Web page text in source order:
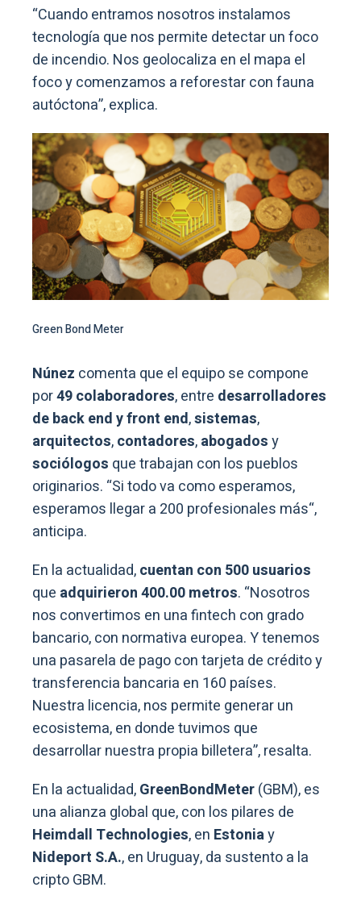
“Cuando entramos nosotros instalamos
tecnología que nos permite detectar un foco
de incendio. Nos geolocaliza en el mapa el
foco y comenzamos a reforestar con fauna
autóctona”, explica.
Green Bond Meter
Núnez comenta que el equipo se compone
por49 colaboradores, entre desarrolladores
de back end y front end,sistemas,
arquitectos,contadores,abogadosy
sociólogos que trabajan con los pueblos
originarios. “Si todo va como esperamos,
esperamos llegar a 200 profesionales más“,
anticipa.
En la actualidad,cuentan con 500 usuarios
que adquirieron 400.00 metros. “Nosotros
nos convertimos en una fintech con grado
bancario, con normativa europea. Y tenemos
una pasarela de pago con tarjeta de crédito y
transferencia bancaria en 160 países.
Nuestra licencia, nos permite generar un
ecosistema, en donde tuvimos que
desarrollar nuestra propia billetera”, resalta.
En la actualidad,GreenBondMeter(GBM), es
una alianza global que, con los pilares de
Heimdall Technologies, en Estoniay
Nideport S.A., en Uruguay, da sustento a la
cripto GBM.